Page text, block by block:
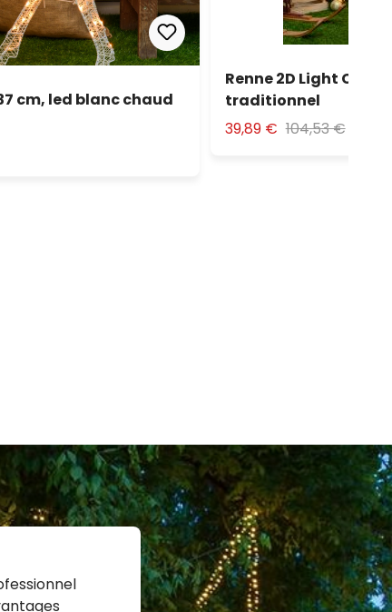
cm, led blanc chaud
Renne 2D Light
traditionnel
39,89 € 104,53 €